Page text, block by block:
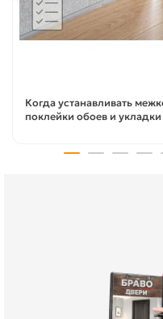
Когда устанавливать
поклейки обоев и